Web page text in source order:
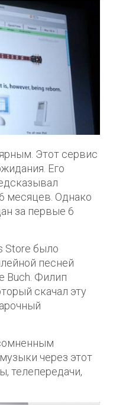
Этот сервис
Его
месяцев. Однако
за первые 6
Store было
песней
Buch. Филип
скачал эту
через этот
телепередачи,